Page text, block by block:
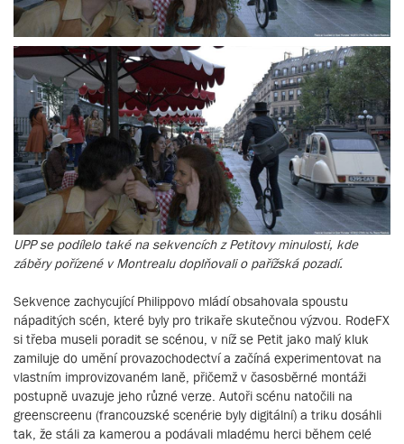
UPP se podílelo také na sekvencích z Petitovy minulosti, kde
záběry pořízené v Montrealu doplňovali o pařížská pozadí.
Sekvence zachycující Philippovo mládí obsahovala spoustu
nápaditých scén, které byly pro trikaře skutečnou výzvou. RodeFX
si třeba museli poradit se scénou, v níž se Petit jako malý kluk
zamiluje do umění provazochodectví a začíná experimentovat na
vlastním improvizovaném laně, přičemž v časosběrné montáži
postupně uvazuje jeho různé verze. Autoři scénu natočili na
greenscreenu (francouzské scenérie byly digitální) a triku dosáhli
tak, že stáli za kamerou a podávali mladému herci během celé